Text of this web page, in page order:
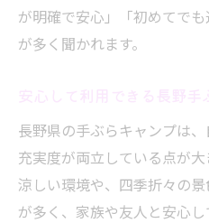
が明確で安心」「初めてで
が多く聞かれます。
長野県の手ぶらキャンプは
充実度が両立している点が
涼しい環境や、四季折々の
が多く、家族や友人と安心